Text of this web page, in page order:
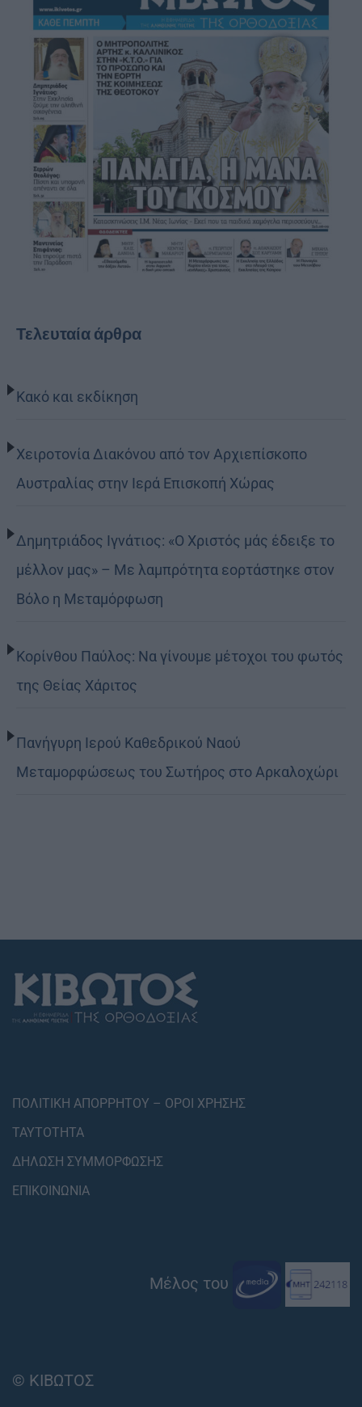
Τελευταία άρθρα
Κακό και εκδίκηση
Χειροτονία Διακόνου από τον Αρχιεπίσκοπο
Αυστραλίας στην Ιερά Επισκοπή Χώρας
Δημητριάδος Ιγνάτιος: «Ο Χριστός μάς έδειξε το
μέλλον μας» – Με λαμπρότητα εορτάστηκε στον
Βόλο η Μεταμόρφωση
Κορίνθου Παύλος: Να γίνουμε μέτοχοι του φωτός
της Θείας Χάριτος
Πανήγυρη Ιερού Καθεδρικού Ναού
Μεταμορφώσεως του Σωτήρος στο Αρκαλοχώρι
ΠΟΛΙΤΙΚΗ ΑΠΟΡΡΗΤΟΥ – ΟΡΟΙ ΧΡΗΣΗΣ
ΤΑΥΤΟΤΗΤΑ
ΔΗΛΩΣΗ ΣΥΜΜΟΡΦΩΣΗΣ
ΕΠΙΚΟΙΝΩΝΙΑ
Μέλος του
© ΚΙΒΩΤΟΣ